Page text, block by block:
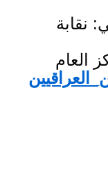
نقابة
العام